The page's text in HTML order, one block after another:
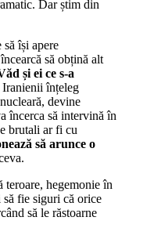
Dar știm din
își apere
să obțină alt
și ei ce s-a
Iranienii înțeleg
devine
încerca să intervină în
brutali ar fi cu
să arunce o
teroare, hegemonie în
fie siguri că orice
să le răstoarne